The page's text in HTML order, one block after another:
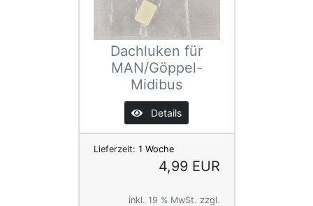
Dachluken für
MAN/Göppel-
Midibus
Details
Lieferzeit: 1 Woche
4,99 EUR
inkl. 19 % MwSt. zzgl.